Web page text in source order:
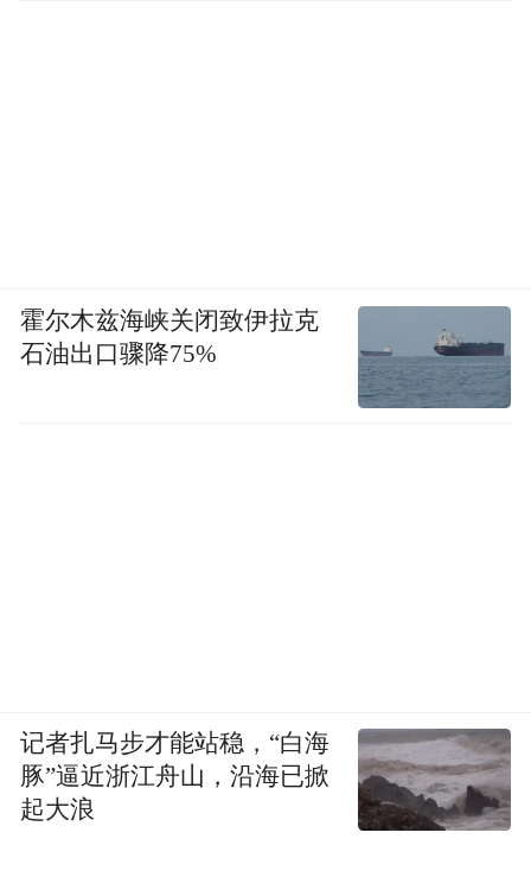
霍尔木兹海峡关闭致伊拉克
石油出口骤降75%
记者扎马步才能站稳，“白海
豚”逼近浙江舟山，沿海已掀
起大浪